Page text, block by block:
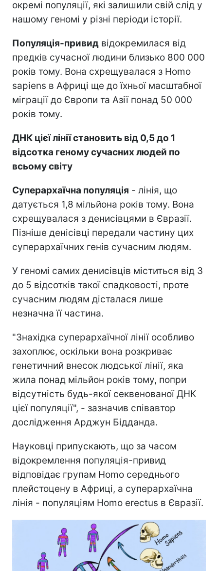
окремі популяції, які залишили свій слід у
нашому геномі у різні періоди історії.
Популяція-привид відокремилася від
предків сучасної людини близько 800 000
років тому. Вона схрещувалася з Homo
sapiens в Африці ще до їхньої масштабної
міграції до Європи та Азії понад 50 000
років тому.
ДНК цієї лінії становить від 0,5 до 1
відсотка геному сучасних людей по
всьому світу
Суперархаїчна популяція - лінія, що
датується 1,8 мільйона років тому. Вона
схрещувалася з денисівцями в Євразії.
Пізніше денісівці передали частину цих
суперархаїчних генів сучасним людям.
У геномі самих денисівців міститься від 3
до 5 відсотків такої спадковості, проте
сучасним людям дісталася лише
незначна її частина.
"Знахідка суперархаїчної лінії особливо
захоплює, оскільки вона розкриває
генетичний внесок людської лінії, яка
жила понад мільйон років тому, попри
відсутність будь-якої секвенованої ДНК
цієї популяції", - зазначив співавтор
дослідження Арджун Бідданда.
Науковці припускають, що за часом
відокремлення популяція-привид
відповідає групам Homo середнього
плейстоцену в Африці, а суперархаїчна
лінія - популяціям Homo erectus в Євразії.